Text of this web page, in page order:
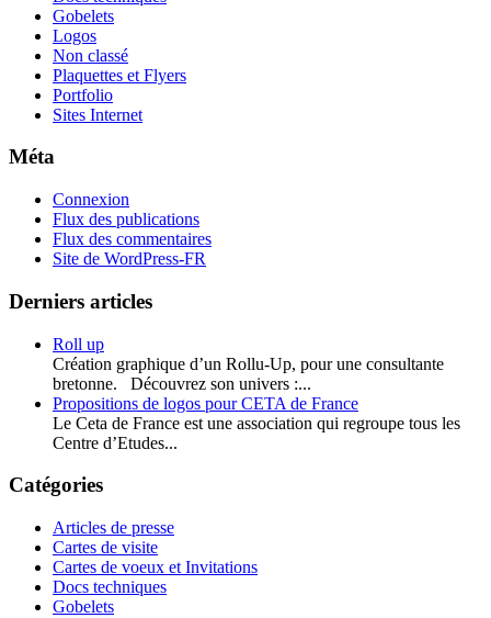
Gobelets
Logos
Non classé
Plaquettes et Flyers
Portfolio
Sites Internet
Méta
Connexion
Flux des publications
Flux des commentaires
Site de WordPress-FR
Derniers articles
Roll up
Création graphique d’un Rollu-Up, pour une consultante
bretonne. Découvrez son univers :...
Propositions de logos pour CETA de France
Le Ceta de France est une association qui regroupe tous les
Centre d’Etudes...
Catégories
Articles de presse
Cartes de visite
Cartes de voeux et Invitations
Docs techniques
Gobelets